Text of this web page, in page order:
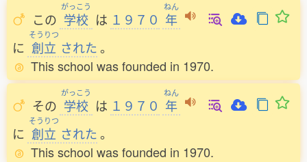
この
がっこう
学校 は １９７０
ねん
年
に
そうりつ
創立 された。
This school was founded in 1970.
その
がっこう
学校 は １９７０
ねん
年
に
そうりつ
創立 された。
This school was founded in 1970.